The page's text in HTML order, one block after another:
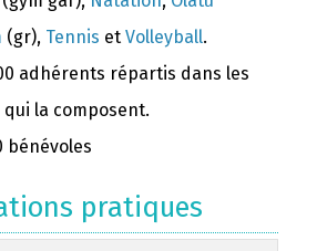
(gr), Tennis et Volleyball.
adhérents répartis dans les
qui la composent.
bénévoles
pratiques